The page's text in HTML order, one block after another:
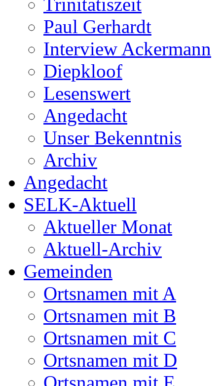
Paul Gerhardt
Interview Ackermann
Diepkloof
Lesenswert
Angedacht
Unser Bekenntnis
Archiv
Angedacht
SELK-Aktuell
Aktueller Monat
Aktuell-Archiv
Gemeinden
Ortsnamen mit A
Ortsnamen mit B
Ortsnamen mit C
Ortsnamen mit D